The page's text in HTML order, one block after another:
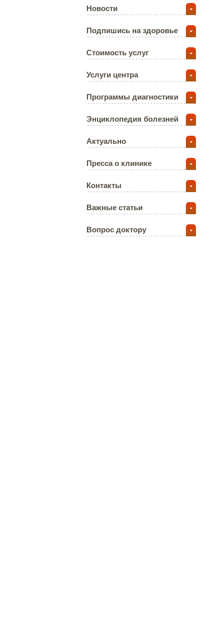
Новости
Подпишись на здоровье
Стоимость услуг
Услуги центра
Программы диагностики
Энциклопедия болезней
Актуально
Пресса о клинике
Контакты
Важные статьи
Вопрос доктору